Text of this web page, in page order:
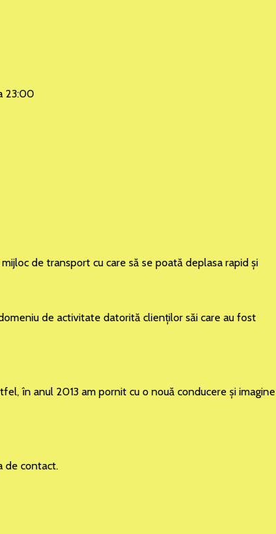
23:00
de transport cu care să se poată deplasa rapid şi
de activitate datorită clienţilor săi care au fost
în anul 2013 am pornit cu o nouă conducere şi imagine
de contact.